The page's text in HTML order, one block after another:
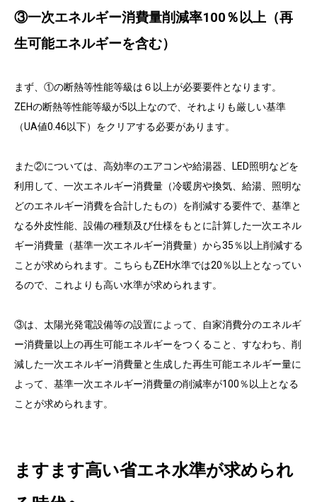
③一次エネルギー消費量削減率100％以上（再
生可能エネルギーを含む）
まず、①の断熱等性能等級は６以上が必要要件となります。
ZEHの断熱等性能等級が5以上なので、それよりも厳しい基準
（UA値0.46以下）をクリアする必要があります。
また②については、高効率のエアコンや給湯器、LED照明などを
利用して、一次エネルギー消費量（冷暖房や換気、給湯、照明な
どのエネルギー消費を合計したもの）を削減する要件で、基準と
なる外皮性能、設備の種類及び仕様をもとに計算した一次エネル
ギー消費量（基準一次エネルギー消費量）から35％以上削減する
ことが求められます。こちらもZEH水準では20％以上となってい
るので、これよりも高い水準が求められます。
③は、太陽光発電設備等の設置によって、自家消費分のエネルギ
ー消費量以上の再生可能エネルギーをつくること、すなわち、削
減した一次エネルギー消費量と生成した再生可能エネルギー量に
よって、基準一次エネルギー消費量の削減率が100％以上となる
ことが求められます。
ますます高い省エネ水準が求められ